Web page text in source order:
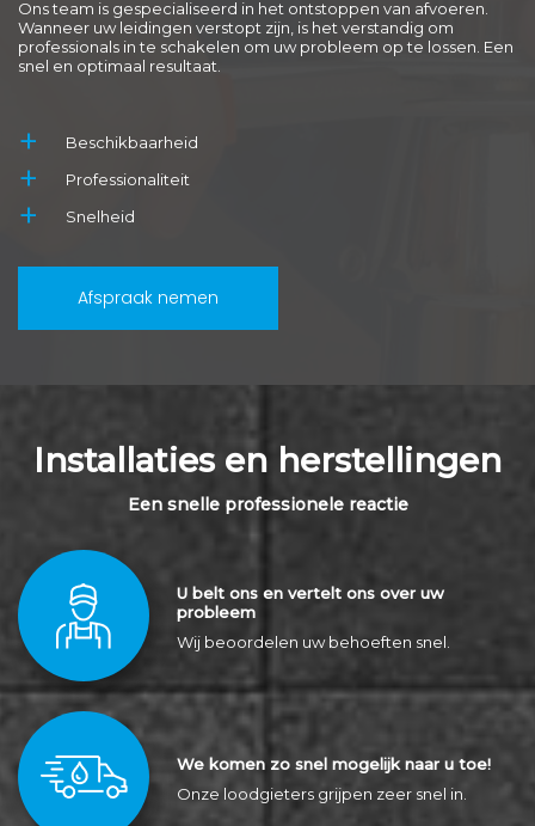
Ons team is gespecialiseerd in het ontstoppen van afvoeren.
Wanneer uw leidingen verstopt zijn, is het verstandig om
professionals in te schakelen om uw probleem op te lossen. Een
snel en optimaal resultaat.
Beschikbaarheid
Professionaliteit
Snelheid
Afspraak nemen
Installaties en herstellingen
Een snelle professionele reactie
U belt ons en vertelt ons over uw
probleem
Wij beoordelen uw behoeften snel.
We komen zo snel mogelijk naar u toe!
Onze loodgieters grijpen zeer snel in.